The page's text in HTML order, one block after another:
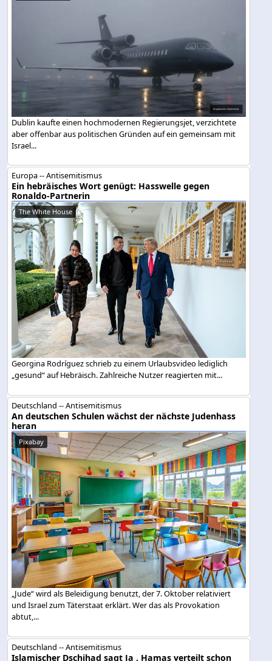
Dublin kaufte einen hochmodernen Regierungsjet, verzichtete
aber offenbar aus politischen Gründen auf ein gemeinsam mit
Israel...
Europa -- Antisemitismus
Ein hebräisches Wort genügt: Hasswelle gegen
Ronaldo-Partnerin
The White House
Georgina Rodríguez schrieb zu einem Urlaubsvideo lediglich
„gesund“ auf Hebräisch. Zahlreiche Nutzer reagierten mit...
Deutschland -- Antisemitismus
An deutschen Schulen wächst der nächste Judenhass
heran
Pixabay
„Jude“ wird als Beleidigung benutzt, der 7. Oktober relativiert
und Israel zum Täterstaat erklärt. Wer das als Provokation
abtut,...
Deutschland -- Antisemitismus
Islamischer Dschihad sagt Ja , Hamas verteilt schon